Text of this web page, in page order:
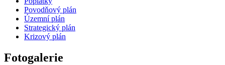
Povodňový plán
Územní plán
Strategický plán
Krizový plán
Fotogalerie